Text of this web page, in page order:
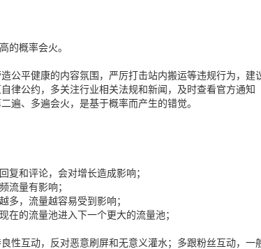
的概率会火。
公平健康的内容氛围，严厉打击站内搬运等违规行为，建
律公约，多关注行业相关法规和新闻，及时查看官方通知
遍、多遍会火，是基于概率而产生的错觉。
复和评论，会对增长造成影响；
流量有影响；
多，流量越容易受到影响；
在的流量池进入下一个更大的流量池；
性互动，反对恶意刷屏和无意义灌水；多跟粉丝互动，一